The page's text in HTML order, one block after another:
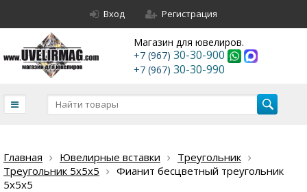
Вход Регистрация
Магазин для ювелиров.
+7 (967) 30-30-900
+7 (967) 30-30-990
Главная Ювелирные вставки
Треугольник
Треугольник 5х5х5
Фианит бесцветный треугольник
5х5х5